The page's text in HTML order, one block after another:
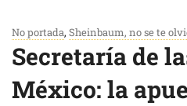
No portada, Sheinbaum, no se te
Secretaría de
México: la